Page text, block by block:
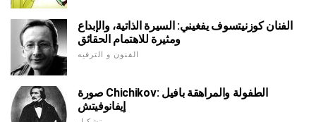
الفنان كوزنيتسوف يفغيني: السيرة الذاتية، والإبداع
ومثيرة للاهتمام الحقائق
الفنون و الترفيه
صورة Chichikov: الطفولة والمراهقة بافيل
إيفانوفيتش